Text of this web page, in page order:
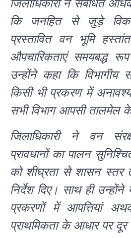
जिलाधिकारी ने संबंधित
कि जनहित से जुड़े
प्रस्तावित वन भूमि
औपचारिकताएं समयबद्ध
उन्होंने कहा कि
किसी भी प्रकरण में
सभी विभाग आपसी तालमेल
जिलाधिकारी ने वन
प्रावधानों का पालन
को शीघ्रता से शासन
निर्देश दिए। साथ ही
प्रकरणों में आपत्तियां
प्राथमिकता के आधार पर दूर